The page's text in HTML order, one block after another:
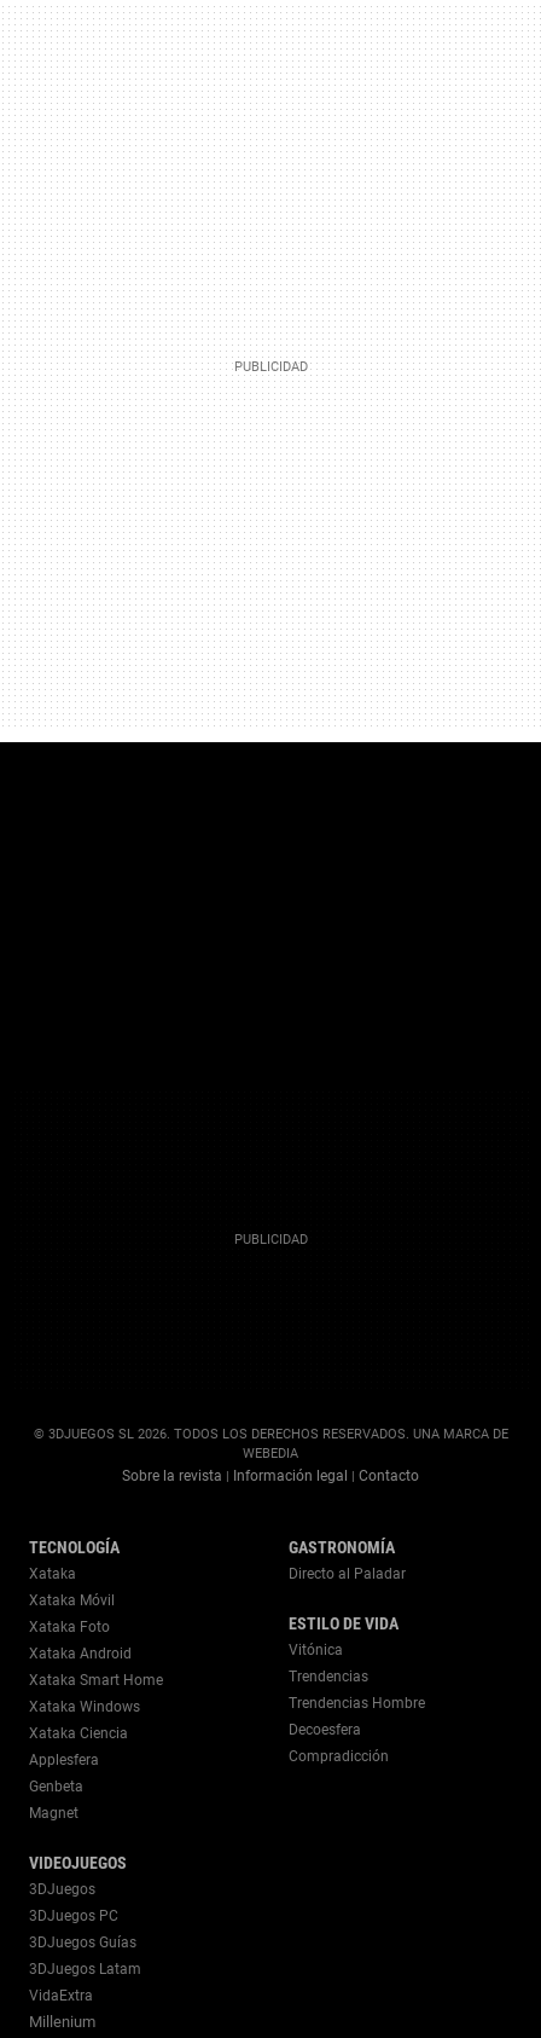
© 3DJUEGOS SL 2026. TODOS LOS DERECHOS RESERVADOS. UNA MARCA DE
WEBEDIA
Sobre la revista | Información legal | Contacto
TECNOLOGÍA
Xataka
Xataka Móvil
Xataka Foto
Xataka Android
Xataka Smart Home
Xataka Windows
Xataka Ciencia
Applesfera
Genbeta
Magnet
VIDEOJUEGOS
3DJuegos
3DJuegos PC
3DJuegos Guías
3DJuegos Latam
VidaExtra
Millenium
GASTRONOMÍA
Directo al Paladar
ESTILO DE VIDA
Vitónica
Trendencias
Trendencias Hombre
Decoesfera
Compradicción